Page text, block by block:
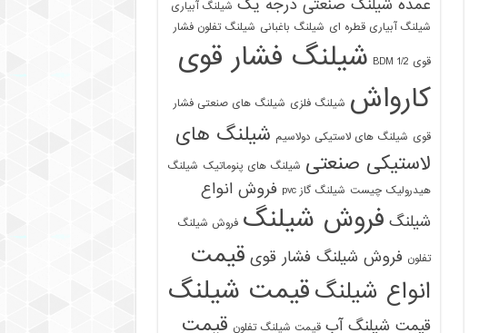
عمده شیلنگ صنعتی درجه یک شیلنگ آبیاری
شیلنگ آبیاری قطره ای شیلنگ باغبانی شیلنگ تفلون فشار
قوی 1/2 BDM
شیلنگ فشار قوی
کارواش شیلنگ فلزی شیلنگ های صنعتی فشار
قوی شیلنگ های لاستیکی دولاسیم شیلنگ های
لاستیکی صنعتی شیلنگ های پنوماتیک شیلنگ
هیدرولیک چیست شیلنگ گاز pvc
فروش انواع
شیلنگ فروش شیلنگ فروش شیلنگ
تفلون فروش شیلنگ فشار قوی قیمت
انواع شیلنگقیمت شیلنگ
قیمت شیلنگ آب قیمت شیلنگ تفلون قیمت